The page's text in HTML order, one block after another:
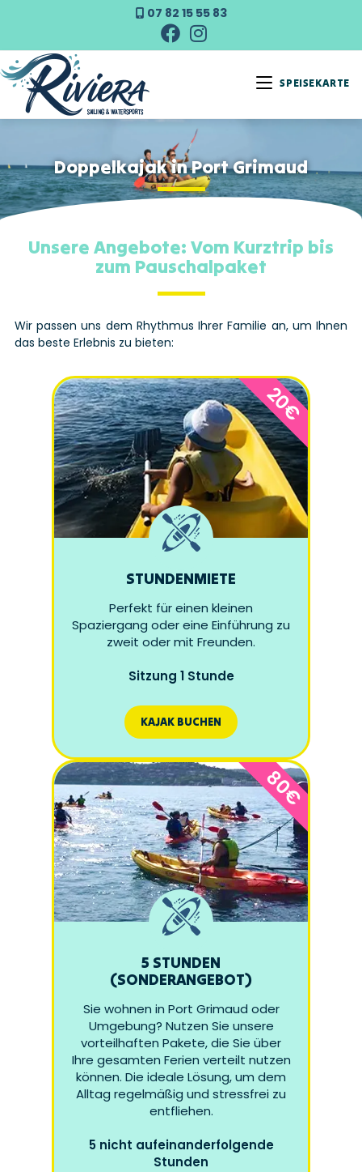
07 82 15 55 83
SPEISEKARTE
Doppelkajak in Port Grimaud
Unsere Angebote: Vom Kurztrip bis
zum Pauschalpaket
Wir passen uns dem Rhythmus Ihrer Familie an, um Ihnen
das beste Erlebnis zu bieten:
20€
STUNDENMIETE
Perfekt für einen kleinen
Spaziergang oder eine Einführung zu
zweit oder mit Freunden.
Sitzung 1 Stunde
KAJAK BUCHEN
80€
5 STUNDEN
(SONDERANGEBOT)
Sie wohnen in Port Grimaud oder
Umgebung? Nutzen Sie unsere
vorteilhaften Pakete, die Sie über
Ihre gesamten Ferien verteilt nutzen
können. Die ideale Lösung, um dem
Alltag regelmäßig und stressfrei zu
entfliehen.
5 nicht aufeinanderfolgende
Stunden